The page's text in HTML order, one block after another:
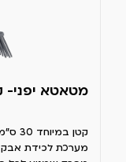
מטאטא יפני-
קטן במיוחד 30 ס"מ
מערכת לכידת אבק